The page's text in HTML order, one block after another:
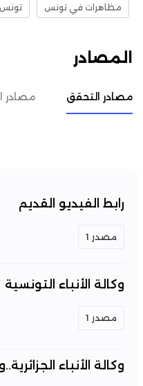
مظاهرات في تونس تونس
المصادر
مصادر التحقق مصادر
رابط الفيديو القديم
مصدر 1
وكالة الأنباء التونسية
مصدر 1
وكالة الأنباء